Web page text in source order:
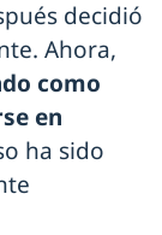
decidió
Ahora,
como
en
ha sido